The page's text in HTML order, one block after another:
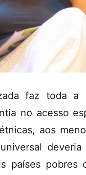
faz toda a
no acesso
aos
países pobres